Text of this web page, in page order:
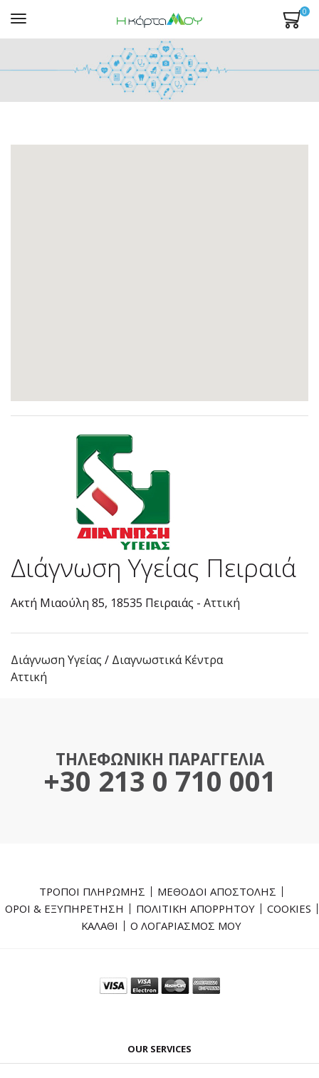
0
Mενού
Διάγνωση Υγείας Πειραιά
Ακτή Μιαούλη 85, 18535 Πειραιάς - Αττική
Διάγνωση Υγείας / Διαγνωστικά Κέντρα
Αττική
ΤΗΛΕΦΩΝΙΚΗ ΠΑΡΑΓΓΕΛΙΑ
+30 213 0 710 001
ΤΡΟΠΟΙ ΠΛΗΡΩΜΗΣ
ΜΕΘΟΔΟΙ ΑΠΟΣΤΟΛΗΣ
ΟΡΟΙ & ΕΞΥΠΗΡΕΤΗΣΗ
ΠΟΛΙΤΙΚΗ ΑΠΟΡΡΗΤΟΥ
COOKIES
ΚΑΛΑΘΙ
Ο ΛΟΓΑΡΙΑΣΜΟΣ ΜΟΥ
OUR SERVICES